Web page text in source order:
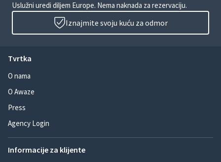
Uslužni uredi diljem Europe. Nema naknada za rezervaciju.
Iznajmite svoju kuću za odmor
Tvrtka
O nama
O Awaze
Press
Agency Login
Informacije za klijente